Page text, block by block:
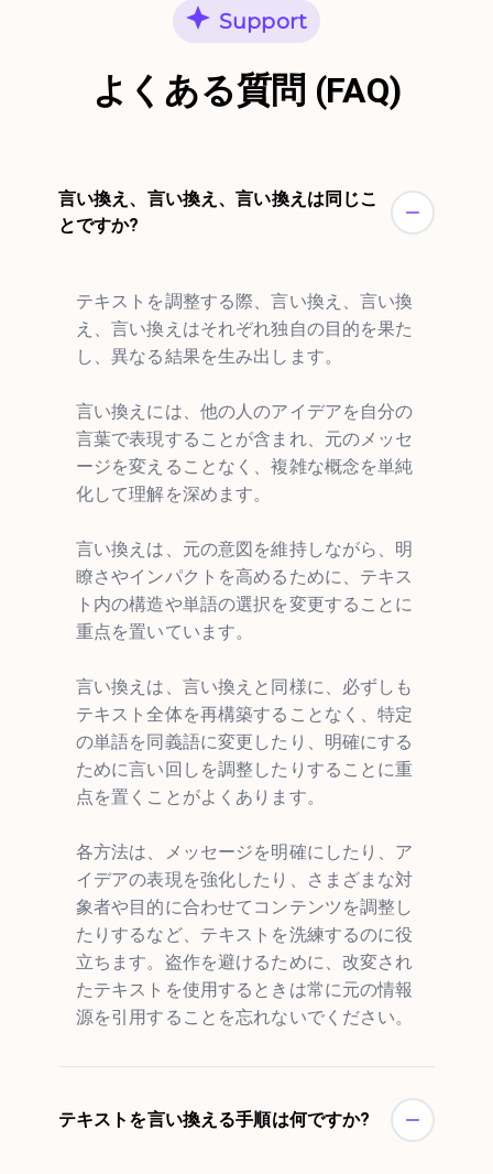
Support
よくある質問 (FAQ)
言い換え、言い換え、言い換えは同じこ
とですか?
テキストを調整する際、言い換え、言い換
え、言い換えはそれぞれ独自の目的を果た
し、異なる結果を生み出します。
言い換えには、他の人のアイデアを自分の
言葉で表現することが含まれ、元のメッセ
ージを変えることなく、複雑な概念を単純
化して理解を深めます。
言い換えは、元の意図を維持しながら、明
瞭さやインパクトを高めるために、テキス
ト内の構造や単語の選択を変更することに
重点を置いています。
言い換えは、言い換えと同様に、必ずしも
テキスト全体を再構築することなく、特定
の単語を同義語に変更したり、明確にする
ために言い回しを調整したりすることに重
点を置くことがよくあります。
各方法は、メッセージを明確にしたり、ア
イデアの表現を強化したり、さまざまな対
象者や目的に合わせてコンテンツを調整し
たりするなど、テキストを洗練するのに役
立ちます。盗作を避けるために、改変され
たテキストを使用するときは常に元の情報
源を引用することを忘れないでください。
テキストを言い換える手順は何ですか?